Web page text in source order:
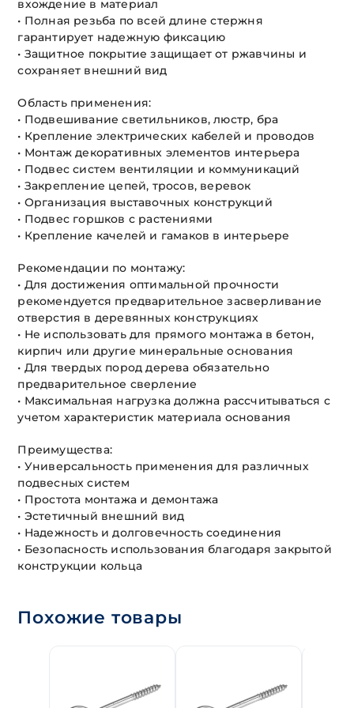
вхождение в материал
• Полная резьба по всей длине стержня
гарантирует надежную фиксацию
• Защитное покрытие защищает от ржавчины и
сохраняет внешний вид
Область применения:
• Подвешивание светильников, люстр, бра
• Крепление электрических кабелей и проводов
• Монтаж декоративных элементов интерьера
• Подвес систем вентиляции и коммуникаций
• Закрепление цепей, тросов, веревок
• Организация выставочных конструкций
• Подвес горшков с растениями
• Крепление качелей и гамаков в интерьере
Рекомендации по монтажу:
• Для достижения оптимальной прочности
рекомендуется предварительное засверливание
отверстия в деревянных конструкциях
• Не использовать для прямого монтажа в бетон,
кирпич или другие минеральные основания
• Для твердых пород дерева обязательно
предварительное сверление
• Максимальная нагрузка должна рассчитываться с
учетом характеристик материала основания
Преимущества:
• Универсальность применения для различных
подвесных систем
• Простота монтажа и демонтажа
• Эстетичный внешний вид
• Надежность и долговечность соединения
• Безопасность использования благодаря закрытой
конструкции кольца
Похожие товары